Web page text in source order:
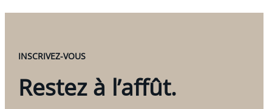
INSCRIVEZ-VOUS
Restez à l’affût.